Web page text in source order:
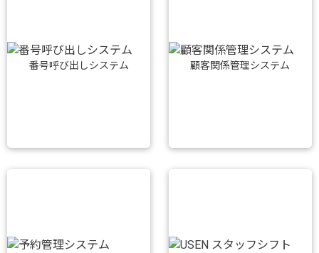
番号呼び出しシステム 顧客関係管理システム